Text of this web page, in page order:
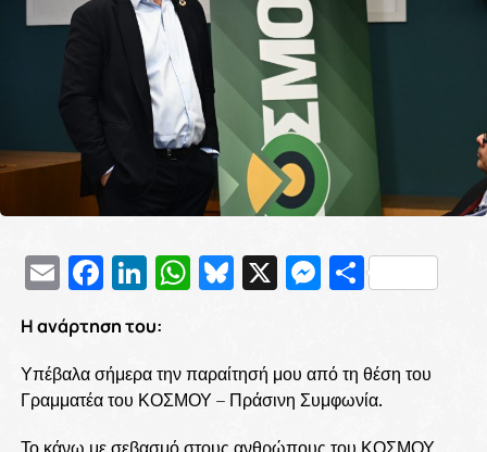
EmailFacebook
LinkedIn
WhatsApp
Bluesky
X
Η ανάρτηση του:
Υπέβαλα σήμερα την παραίτησή μου από τη θέση του
Γραμματέα του ΚΟΣΜΟΥ – Πράσινη Συμφωνία.